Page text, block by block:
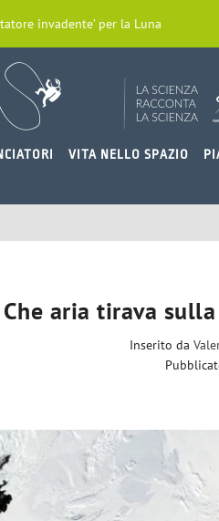
invadente’ per la Luna
VITA NELLO SPAZIO
Che aria tirava
Inserito da